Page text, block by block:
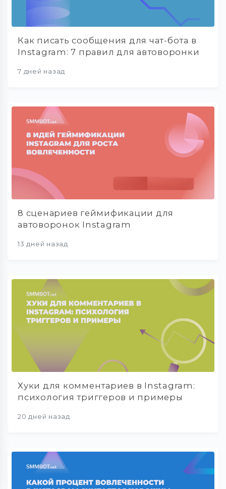
Как писать сообщения для чат-бота в
Instagram: 7 правил для автоворонки
7 дней назад
8 сценариев геймификации для
автоворонок Instagram
13 дней назад
Хуки для комментариев в Instagram:
психология триггеров и примеры
20 дней назад